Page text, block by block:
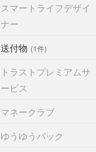
スマートライフデザイ
ナー
送付物 (1件)
トラストプレミアムサ
ービス
マネークラブ
ゆうゆうパック